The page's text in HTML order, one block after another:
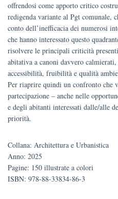
offrendosi come apporto critico
redigenda variante al Pgt comunale,
conto dell’inefficacia dei numerosi
che hanno interessato questo
risolvere le principali criticità
abitativa a canoni davvero
accessibilità, fruibilità e qualità
Per riaprire quindi un confronto che
partecipazione – anche nelle
e degli abitanti interessati dalle/alle
priorità.
Collana: Architettura e Urbanistica
Anno: 2025
Pagine: 150 illustrate a colori
ISBN: 978-88-33834-86-3